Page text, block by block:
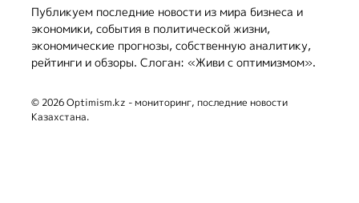
Публикуем последние новости из мира бизнеса и
экономики, события в политической жизни,
экономические прогнозы, собственную аналитику,
рейтинги и обзоры. Слоган: «Живи с оптимизмом».
© 2026 Optimism.kz - мониторинг, последние новости
Казахстана.